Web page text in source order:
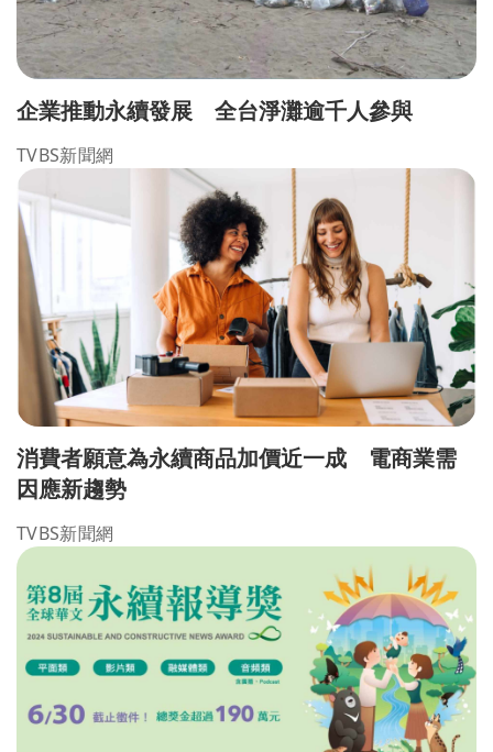
企業推動永續發展 全台淨灘逾千人參與
TVBS新聞網
消費者願意為永續商品加價近一成 電商業需
因應新趨勢
TVBS新聞網